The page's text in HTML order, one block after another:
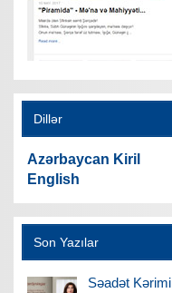
Dillər
Azərbaycan Kiril
English
Son Yazılar
Səadət Kərimi